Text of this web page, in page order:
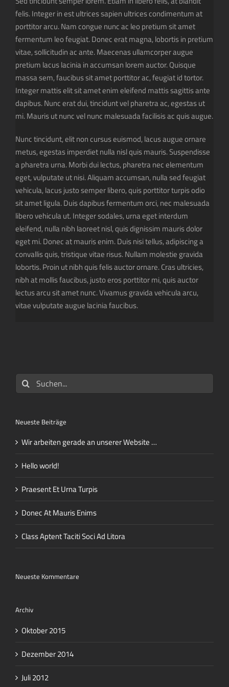
felis. Integer in est ultrices sapien ultrices condimentum at
porttitor arcu. Nam congue nunc ac leo pretium sit amet
fermentum leo feugiat. Donec erat magna, lobortis in pretium
vitae, sollicitudin ac ante. Maecenas ullamcorper augue
pretium lacus lacinia in accumsan lorem auctor. Quisque
massa sem, faucibus sit amet porttitor ac, feugiat id tortor.
Integer mattis elit sit amet enim eleifend mattis sagittis ante
dapibus. Nunc erat dui, tincidunt vel pharetra ac, egestas ut
mi. Mauris ut nunc vel nunc malesuada facilisis ac quis augue.
Nunc tincidunt, elit non cursus euismod, lacus augue ornare
metus, egestas imperdiet nulla nisl quis mauris. Suspendisse
a pharetra urna. Morbi dui lectus, pharetra nec elementum
eget, vulputate ut nisi. Aliquam accumsan, nulla sed feugiat
vehicula, lacus justo semper libero, quis porttitor turpis odio
sit amet ligula. Duis dapibus fermentum orci, nec malesuada
libero vehicula ut. Integer sodales, urna eget interdum
eleifend, nulla nibh laoreet nisl, quis dignissim mauris dolor
eget mi. Donec at mauris enim. Duis nisi tellus, adipiscing a
convallis quis, tristique vitae risus. Nullam molestie gravida
lobortis. Proin ut nibh quis felis auctor ornare. Cras ultricies,
nibh at mollis faucibus, justo eros porttitor mi, quis auctor
lectus arcu sit amet nunc. Vivamus gravida vehicula arcu,
vitae vulputate augue lacinia faucibus.
Suche
nach:
Neueste Beiträge
Wir arbeiten gerade an unserer Website …
Hello world!
Praesent Et Urna Turpis
Donec At Mauris Enims
Class Aptent Taciti Soci Ad Litora
Neueste Kommentare
Archiv
Oktober 2015
Dezember 2014
Juli 2012